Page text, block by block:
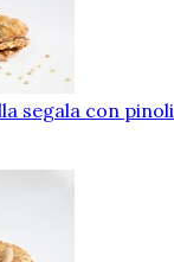
segala con